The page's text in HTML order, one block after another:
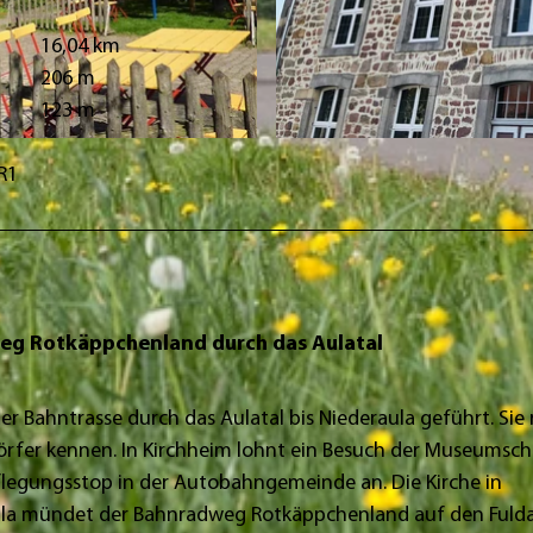
© Uly Robinson
16,04 km
206 m
123 m
Rotkäppchenland durch das Aulatal
Bahntrasse durch das Aulatal bis Niederaula geführt. Sie
kennen. In Kirchheim lohnt ein Besuch der
in der Autobahngemeinde an. Die Kirche in
mündet der Bahnradweg Rotkäppchenland auf den